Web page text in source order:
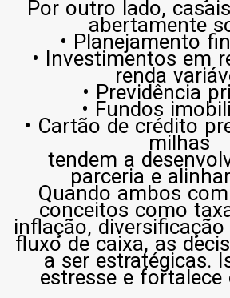
Por outro lado,
abertamente
• Planejamento
• Investimentos em
renda
• Previdência
• Fundos
• Cartão de crédito
milhas
tendem a
parceria e
Quando ambos
conceitos como
inflação,
fluxo de caixa, as
a ser estratégicas.
estresse e fortalece